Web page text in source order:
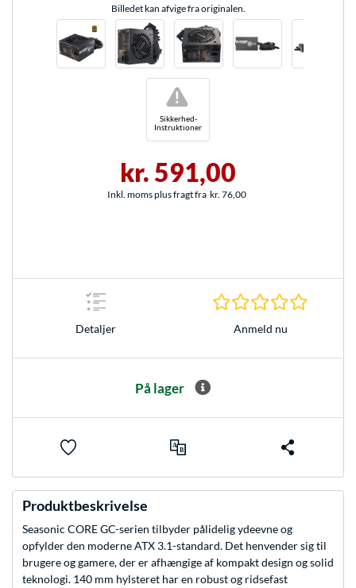
Billedet kan afvige fra originalen.
Sikkerhed-
Instruktioner
!
kr. 591,00
Inkl. moms plus fragt fra kr. 76,00
Detaljer Anmeld nu
På lager
Produktbeskrivelse
Seasonic CORE GC-serien tilbyder pålidelig ydeevne og
opfylder den moderne ATX 3.1-standard. Det henvender sig til
brugere og gamere, der er afhængige af kompakt design og solid
teknologi. 140 mm hylsteret har en robust og ridsefast